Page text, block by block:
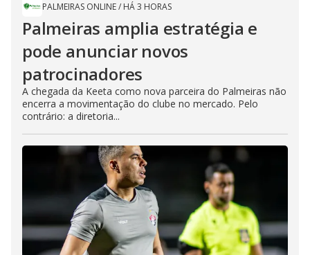
PALMEIRAS ONLINE/ HÁ 3 HORAS
Palmeiras amplia estratégia e
pode anunciar novos
patrocinadores
A chegada da Keeta como nova parceira do Palmeiras não
encerra a movimentação do clube no mercado. Pelo
contrário: a diretoria...